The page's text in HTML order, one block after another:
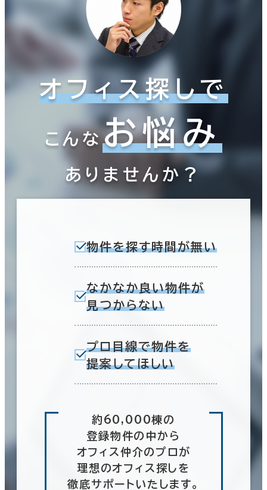
オフィス探しで
こんなお悩み
ありませんか？
物件を探す時間が無い
なかなか良い物件が
見つからない
プロ目線で物件を
提案してほしい
約60,000棟の
登録物件の中から
オフィス仲介のプロが
理想のオフィス探しを
徹底サポートいたします。